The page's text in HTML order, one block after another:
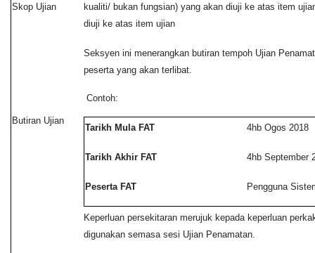
Skop Ujian
kualiti/ bukan fungsian) yang akan diuji ke atas item
diuji ke atas item ujian
Butiran Ujian
Seksyen ini menerangkan butiran tempoh Ujian
peserta yang akan terlibat.
Contoh:
Tarikh Mula FAT 4hb Ogos 2018
Tarikh Akhir FAT 4hb September
Peserta FAT Pengguna
Keperluan persekitaran merujuk kepada keperluan
digunakan semasa sesi Ujian Penamatan.